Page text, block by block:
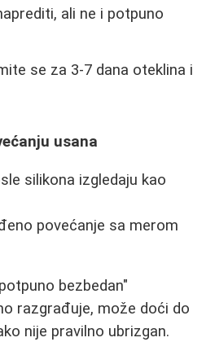
ali ne i potpuno
se za 3-7 dana oteklina i
usana
silikona izgledaju kao
povećanje sa merom
bezbedan"
razgrađuje, može doći do
nije pravilno ubrizgan.